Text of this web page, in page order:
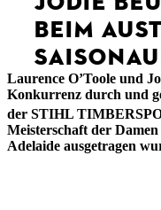
BEIM
Laurence O’Toole und
Konkurrenz durch und
der STIHL
Meisterschaft der
Adelaide ausgetragen